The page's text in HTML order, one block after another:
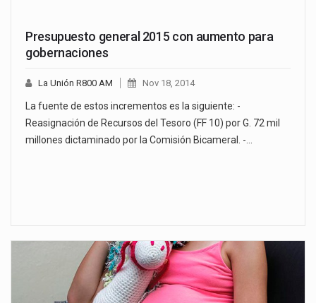
Presupuesto general 2015 con aumento para
gobernaciones
La Unión R800 AM Nov 18, 2014
La fuente de estos incrementos es la siguiente: -
Reasignación de Recursos del Tesoro (FF 10) por G. 72 mil
millones dictaminado por la Comisión Bicameral. -…